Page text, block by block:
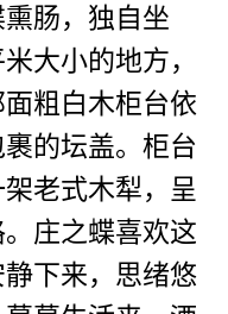
肠，独自坐
大小的地方，
粗白木柜台依
的坛盖。柜台
老式木犁，呈
庄之蝶喜欢这
下来，思绪悠